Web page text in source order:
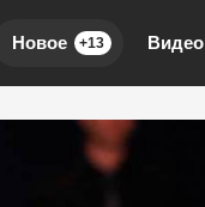
Новое +13 Видео